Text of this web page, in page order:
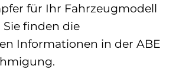
für Ihr Fahrzeugmodell
Sie finden die
Informationen in der ABE